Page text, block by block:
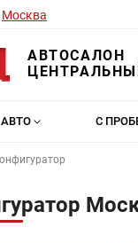
Москва
АВТОСАЛОН
С